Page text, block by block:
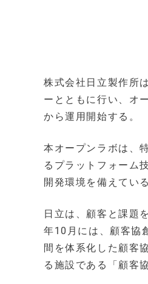
株式会社日立製作所
ーとともに行い、オ
から運用開始する。
本オープンラボは、
るプラットフォーム
開発環境を備えている
日立は、顧客と課題
年10月には、顧客協
間を体系化した顧客
る施設である「顧客